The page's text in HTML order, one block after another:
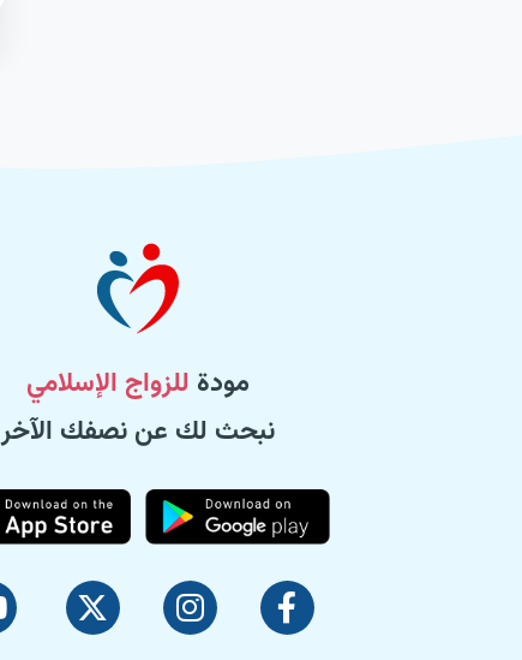
مودة للزواج الإسلامي
نبحث لك عن نصفك الآخر